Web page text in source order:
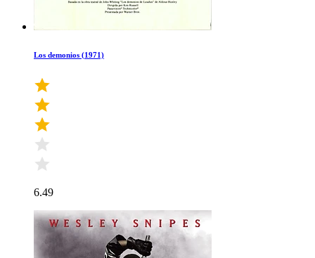
Los demonios (1971)
6.49